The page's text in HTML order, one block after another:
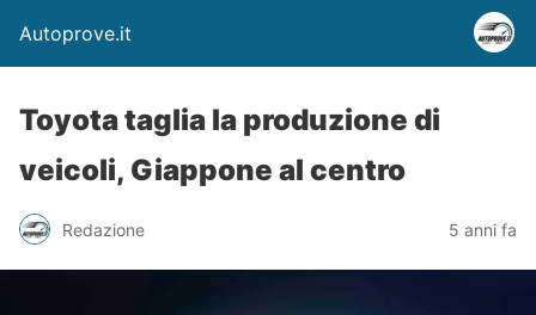
Autoprove.it
Toyota taglia la produzione di
veicoli, Giappone al centro
Redazione 5 anni fa